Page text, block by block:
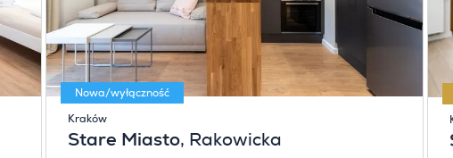
Nowa/wyłączność
Kraków
Stare Miasto, Rakowicka